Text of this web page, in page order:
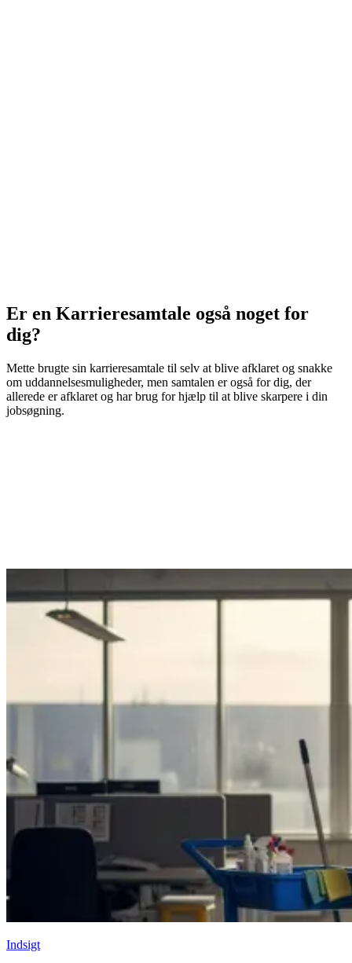
Er en Karrieresamtale også noget for
dig?
Mette brugte sin karrieresamtale til selv at blive afklaret og snakke
om uddannelsesmuligheder, men samtalen er også for dig, der
allerede er afklaret og har brug for hjælp til at blive skarpere i din
jobsøgning.
Indsigt